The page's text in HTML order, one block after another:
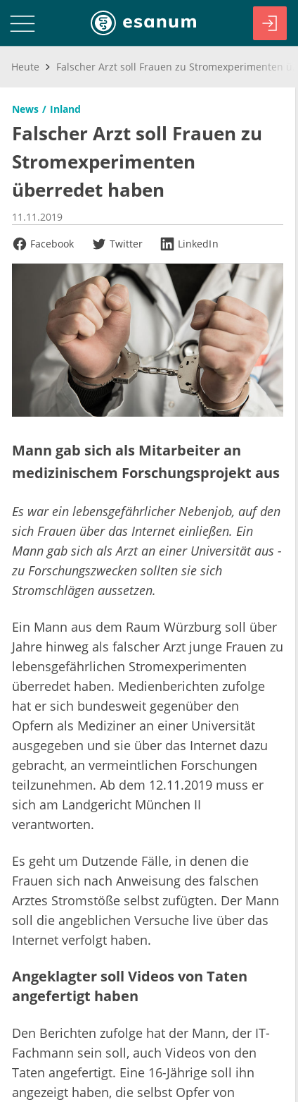
Heute
News Inland
Falscher Arzt soll Frauen zu
Stromexperimenten
überredet haben
11.11.2019
Facebook
Twitter LinkedIn
Mann gab sich als Mitarbeiter an
medizinischem Forschungsprojekt aus
Es war ein lebensgefährlicher Nebenjob, auf den
sich Frauen über das Internet einließen. Ein
Mann gab sich als Arzt an einer Universität aus -
zu Forschungszwecken sollten sie sich
Stromschlägen aussetzen.
Ein Mann aus dem Raum Würzburg soll über
Jahre hinweg als falscher Arzt junge Frauen zu
lebensgefährlichen Stromexperimenten
überredet haben. Medienberichten zufolge
hat er sich bundesweit gegenüber den
Opfern als Mediziner an einer Universität
ausgegeben und sie über das Internet dazu
gebracht, an vermeintlichen Forschungen
teilzunehmen. Ab dem 12.11.2019 muss er
sich am Landgericht München II
verantworten.
Es geht um Dutzende Fälle, in denen die
Frauen sich nach Anweisung des falschen
Arztes Stromstöße selbst zufügten. Der Mann
soll die angeblichen Versuche live über das
Internet verfolgt haben.
Angeklagter soll Videos von Taten
angefertigt haben
Den Berichten zufolge hat der Mann, der IT-
Fachmann sein soll, auch Videos von den
Taten angefertigt. Eine 16-Jährige soll ihn
angezeigt haben, die selbst Opfer von